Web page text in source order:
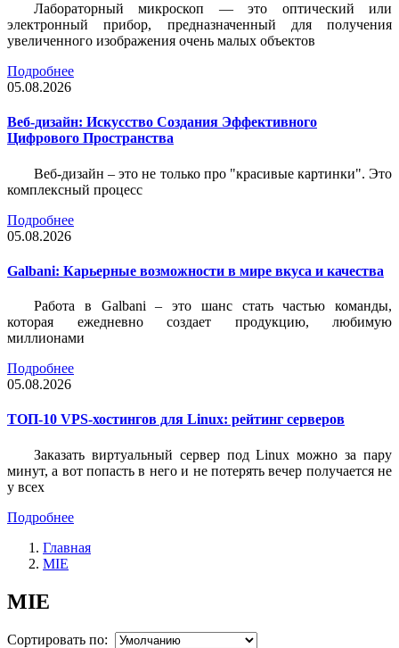
Лабораторный микроскоп — это оптический или
электронный прибор, предназначенный для получения
увеличенного изображения очень малых объектов
Подробнее
05.08.2026
Веб-дизайн: Искусство Создания Эффективного
Цифрового Пространства
Веб-дизайн – это не только про "красивые картинки". Это
комплексный процесс
Подробнее
05.08.2026
Galbani: Карьерные возможности в мире вкуса и качества
Работа в Galbani – это шанс стать частью команды,
которая ежедневно создает продукцию, любимую
миллионами
Подробнее
05.08.2026
ТОП-10 VPS-хостингов для Linux: рейтинг серверов
Заказать виртуальный сервер под Linux можно за пару
минут, а вот попасть в него и не потерять вечер получается не
у всех
Подробнее
Главная
MIE
MIE
Сортировать по: